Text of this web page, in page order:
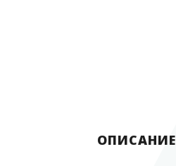
ОПИСАНИЕ